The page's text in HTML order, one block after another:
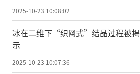
2025-10-23 10:08:02
冰在二维下“织网式”结晶过程被揭
示
2025-10-23 10:07:36